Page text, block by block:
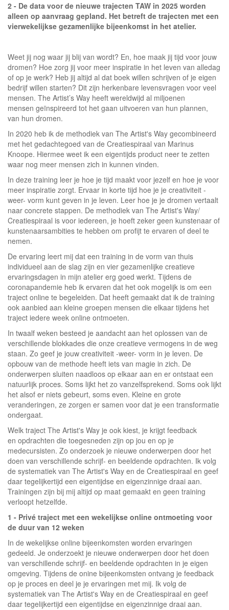
2 - De data voor de nieuwe trajecten TAW in 2025 worden
alleen op aanvraag gepland. Het betreft de trajecten met een
vierwekelijkse gezamenlijke bijeenkomst in het atelier.
Weet jij nog waar jij blij van wordt? En, hoe maak jij tijd voor jouw
dromen? Hoe zorg jij voor meer inspiratie in het leven van alledag
of op je werk? Heb jij altijd al dat boek willen schrijven of je eigen
bedrijf willen starten? Dit zijn herkenbare levensvragen voor veel
mensen. The Artist’s Way heeft wereldwijd al miljoenen
mensen geïnspireerd tot het gaan uitvoeren van hun plannen,
van hun dromen.
In 2020 heb ik de methodiek van The Artist's Way gecombineerd
met het gedachtegoed van de Creatiespiraal van Marinus
Knoope. Hiermee weet ik een eigentijds product neer te zetten
waar nog meer mensen zich in kunnen vinden.
In deze training leer je hoe je tijd maakt voor jezelf en hoe je voor
meer inspiratie zorgt. Ervaar in korte tijd hoe je je creativiteit -
weer- vorm kunt geven in je leven. Leer hoe je je dromen vertaalt
naar concrete stappen. De methodiek van The Artist's Way/
Creatiespiraal is voor iedereen, je hoeft zeker geen kunstenaar of
kunstenaarsambities te hebben om profijt te ervaren of deel te
nemen.
De ervaring leert mij dat een training in de vorm van thuis
individueel aan de slag zijn en vier gezamenlijke creatieve
ervaringsdagen in mijn atelier erg goed werkt. Tijdens de
coronapandemie heb ik ervaren dat het ook mogelijk is om een
traject online te begeleiden. Dat heeft gemaakt dat ik de training
ook aanbied aan kleine groepen mensen die elkaar tijdens het
traject iedere week online ontmoeten.
In twaalf weken besteed je aandacht aan het oplossen van de
verschillende blokkades die onze creatieve vermogens in de weg
staan. Zo geef je jouw creativiteit -weer- vorm in je leven. De
opbouw van de methode heeft iets van magie in zich. De
onderwerpen sluiten naadloos op elkaar aan en er ontstaat een
natuurlijk proces. Soms lijkt het zo vanzelfsprekend. Soms ook lijkt
het alsof er niets gebeurt, soms even. Kleine en grote
veranderingen, ze zorgen er samen voor dat je een transformatie
ondergaat.
Welk traject The Artist's Way je ook kiest, je krijgt feedback
en opdrachten die toegesneden zijn op jou en op je
medecursisten. Zo onderzoek je nieuwe onderwerpen door het
doen van verschillende schrijf- en beeldende opdrachten. Ik volg
de systematiek van The Artist's Way en de Creatiespiraal en geef
daar tegelijkertijd een eigentijdse en eigenzinnige draai aan.
Trainingen zijn bij mij altijd op maat gemaakt en geen training
verloopt hetzelfde.
1 - Privé traject met een wekelijkse online ontmoeting voor
de duur van 12 weken
In de wekelijkse online bijeenkomsten worden ervaringen
gedeeld. Je onderzoekt je nieuwe onderwerpen door het doen
van verschillende schrijf- en beeldende opdrachten in je eigen
omgeving. Tijdens de onine bijeenkomsten ontvang je feedback
op je proces en deel je je ervaringen met mij. Ik volg de
systematiek van The Artist's Way en de Creatiespiraal en geef
daar tegelijkertijd een eigentijdse en eigenzinnige draai aan.